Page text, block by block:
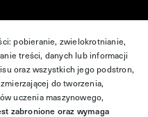
pobieranie, zwielokrotnianie,
treści, danych lub informacji
oraz wszystkich jego podstron,
do tworzenia,
uczenia maszynowego,
zabronione oraz wymaga